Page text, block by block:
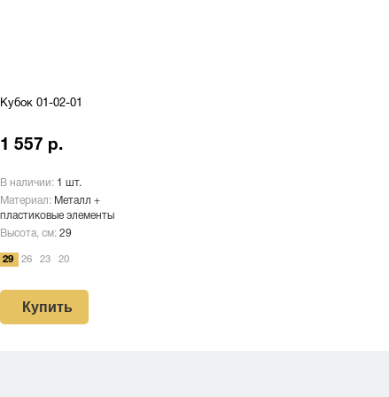
Кубок 01-02-01
1 557 р.
В наличии: 1 шт.
Материал: Металл +
пластиковые элементы
Высота, см: 29
29 26 23 20
Купить